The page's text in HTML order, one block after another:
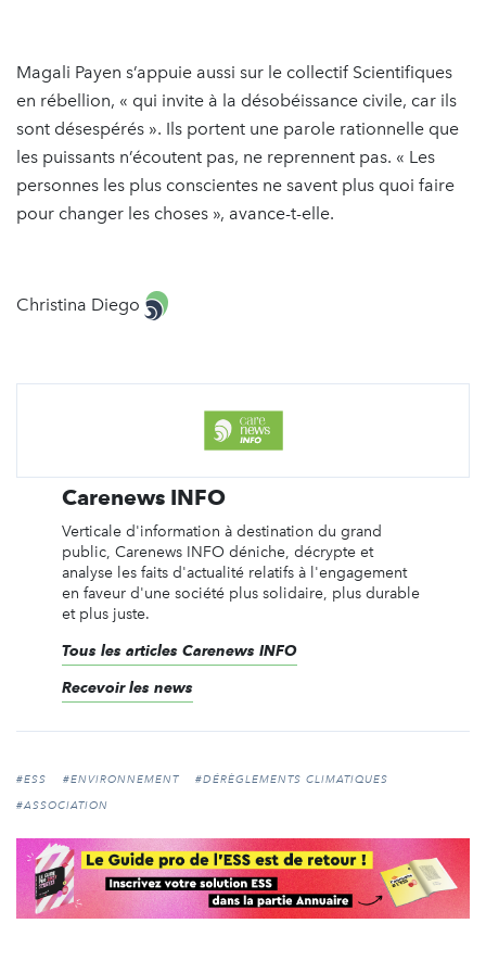
Magali Payen s’appuie aussi sur le collectif Scientifiques
en rébellion, « qui invite à la désobéissance civile, car ils
sont désespérés ». Ils portent une parole rationnelle que
les puissants n’écoutent pas, ne reprennent pas. « Les
personnes les plus conscientes ne savent plus quoi faire
pour changer les choses », avance-t-elle.
Christina Diego
Carenews INFO
Verticale d'information à destination du grand
public, Carenews INFO déniche, décrypte et
analyse les faits d'actualité relatifs à l'engagement
en faveur d'une société plus solidaire, plus durable
et plus juste.
Tous les articles Carenews INFO
Recevoir les news
#ESS #ENVIRONNEMENT
#DÉRÈGLEMENTS CLIMATIQUES
#ASSOCIATION